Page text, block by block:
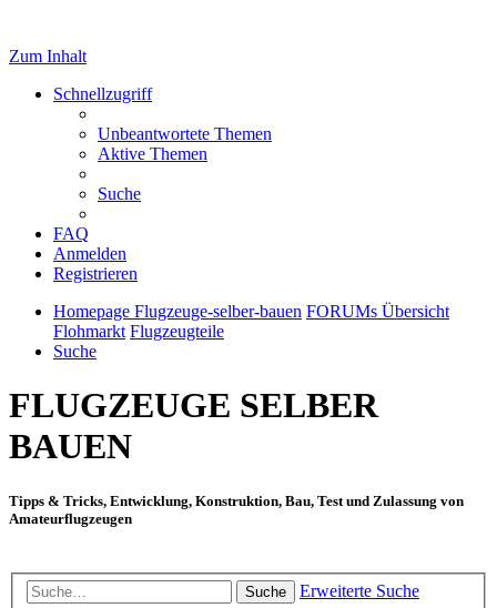
Zum Inhalt
Schnellzugriff
Unbeantwortete Themen
Aktive Themen
Suche
FAQ
Anmelden
Registrieren
Homepage Flugzeuge-selber-bauen FORUMs Übersicht
Flohmarkt Flugzeugteile
Suche
FLUGZEUGE SELBER
BAUEN
Tipps & Tricks, Entwicklung, Konstruktion, Bau, Test und Zulassung von
Amateurflugzeugen
Suche Erweiterte Suche